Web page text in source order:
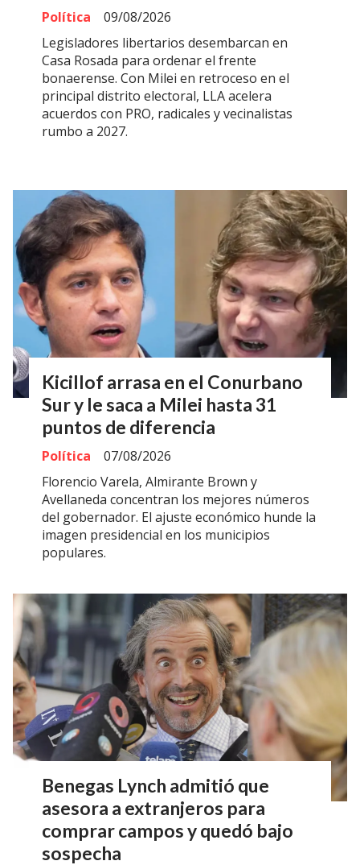
Política
09/08/2026
Legisladores libertarios desembarcan en
Casa Rosada para ordenar el frente
bonaerense. Con Milei en retroceso en el
principal distrito electoral, LLA acelera
acuerdos con PRO, radicales y vecinalistas
rumbo a 2027.
Kicillof arrasa en el Conurbano
Sur y le saca a Milei hasta 31
puntos de diferencia
Política
07/08/2026
Florencio Varela, Almirante Brown y
Avellaneda concentran los mejores números
del gobernador. El ajuste económico hunde la
imagen presidencial en los municipios
populares.
Benegas Lynch admitió que
asesora a extranjeros para
comprar campos y quedó bajo
sospecha